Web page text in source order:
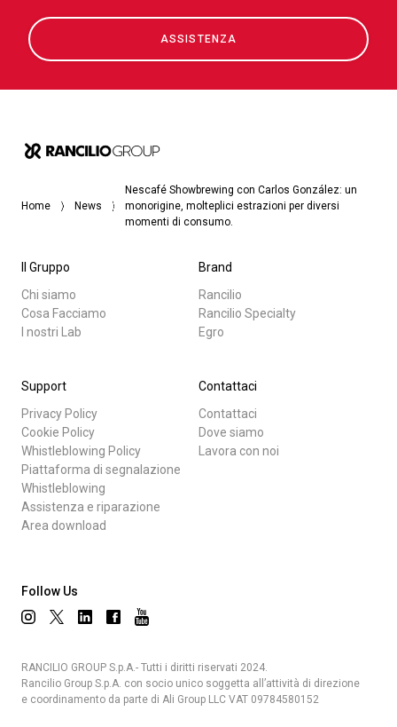
ASSISTENZA
Home News
Nescafé Showbrewing con Carlos González: un
monorigine, molteplici estrazioni per diversi
momenti di consumo.
Il Gruppo
Chi siamo
Cosa Facciamo
I nostri Lab
Brand
Rancilio
Rancilio Specialty
Egro
Support
Privacy Policy
Cookie Policy
Whistleblowing Policy
Piattaforma di segnalazione
Whistleblowing
Assistenza e riparazione
Area download
Contattaci
Contattaci
Dove siamo
Lavora con noi
Follow Us
RANCILIO GROUP S.p.A.- Tutti i diritti riservati 2024.
Rancilio Group S.p.A. con socio unico soggetta all’attività di direzione
e coordinamento da parte di Ali Group LLC VAT 09784580152